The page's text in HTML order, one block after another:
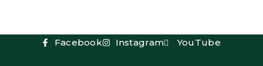
Facebook Instagram YouTube